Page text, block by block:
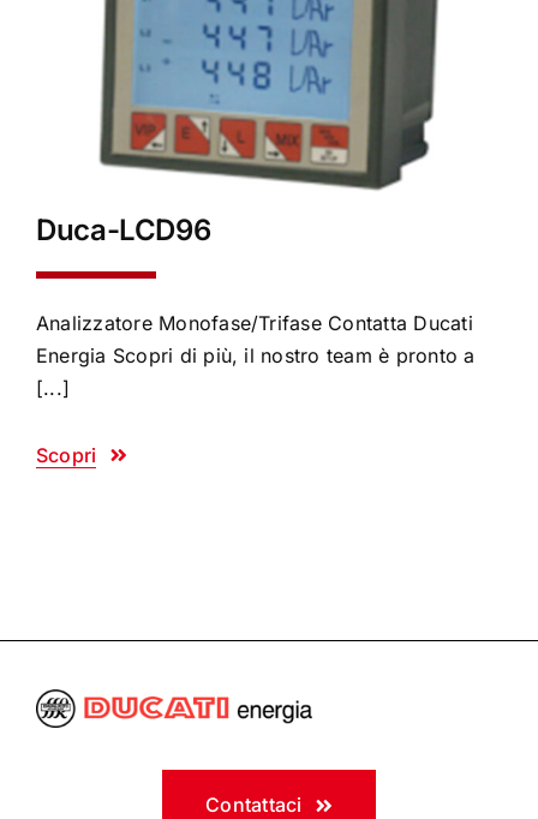
Duca-LCD96
Analizzatore Monofase/Trifase Contatta Ducati
Energia Scopri di più, il nostro team è pronto a
[...]
Scopri
Contattaci